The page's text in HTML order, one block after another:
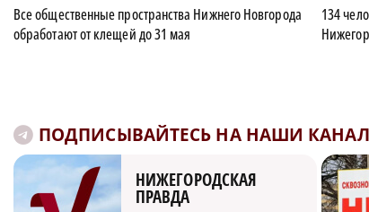
Все общественные пространства Нижнего Новгорода
обработают от клещей до 31 мая
134
ПОДПИСЫВАЙТЕСЬ НА НАШИ КАНАЛЫ
НИЖЕГОРОДСКАЯ
ПРАВДА